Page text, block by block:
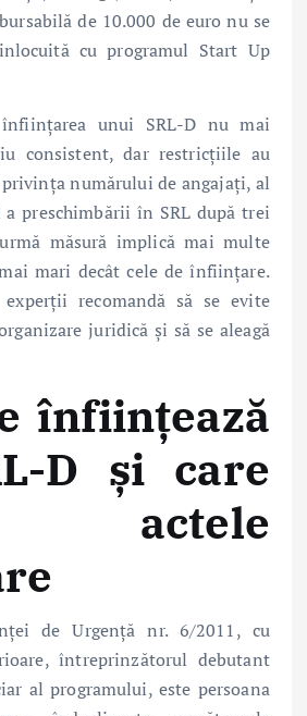
de 10.000 de euro nu se
cu programul Start Up
unui SRL-D nu mai
consistent, dar restricțiile au
numărului de angajați, al
preschimbării în SRL după trei
măsură implică mai multe
mari decât cele de înființare.
recomandă să se evite
juridică și să se aleagă
înființează
D și care
actele
de Urgență nr. 6/2011, cu
întreprinzătorul debutant
al programului, este persoana